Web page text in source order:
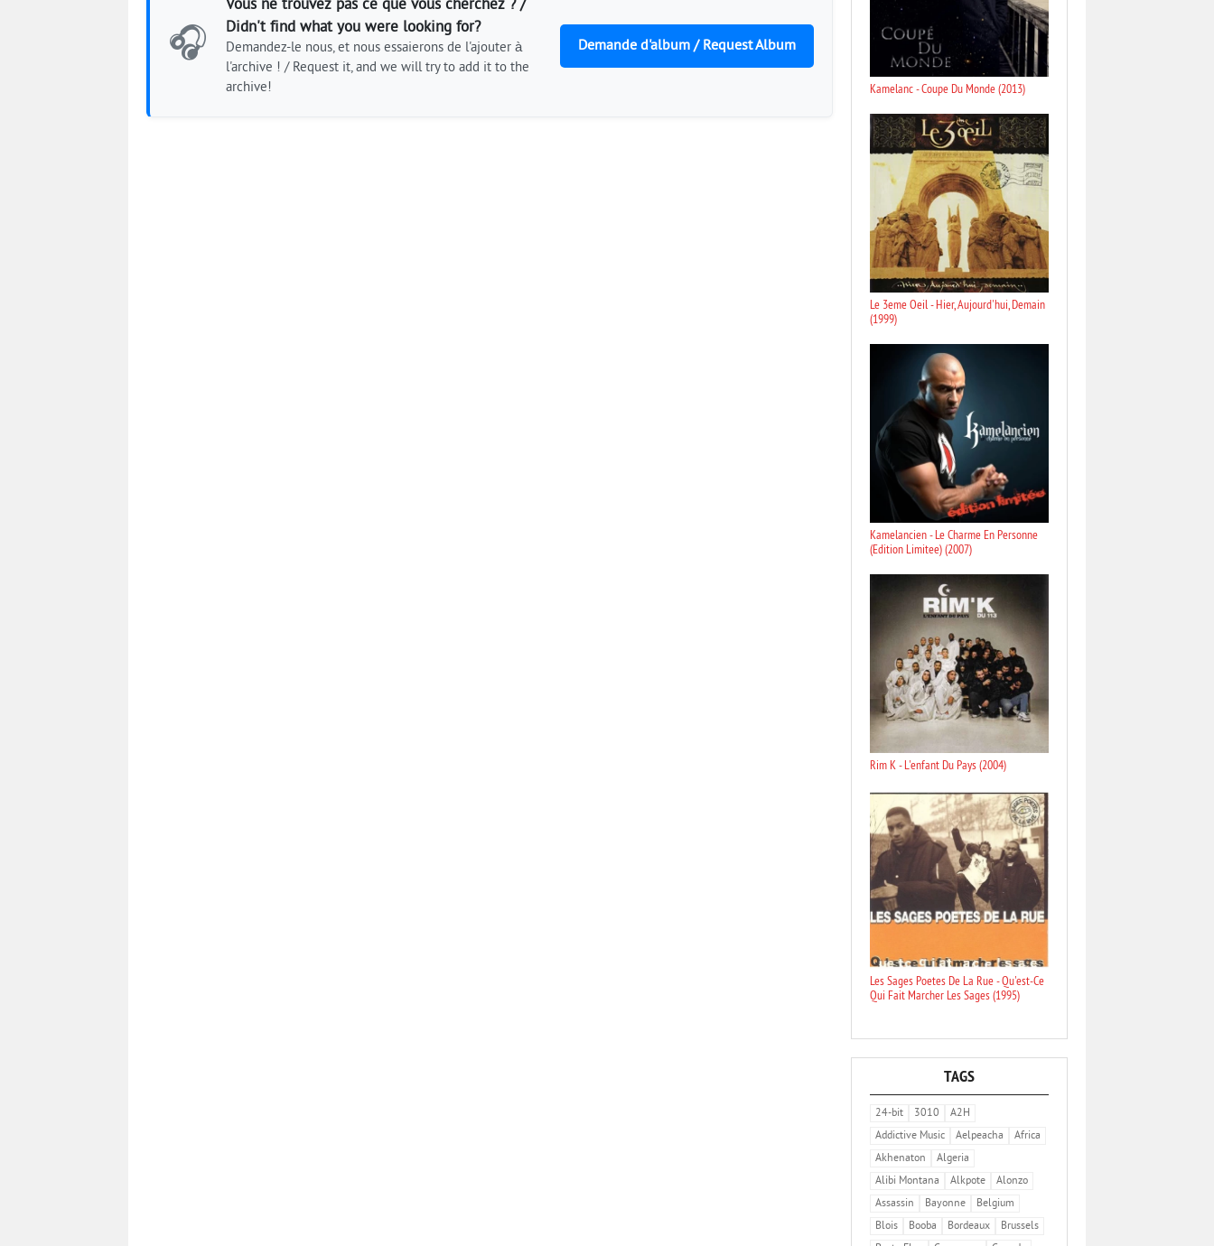
🎧
Vous ne trouvez pas ce que vous cherchez ? /
Didn't find what you were looking for?
Demandez-le nous, et nous essaierons de l'ajouter à
l'archive ! / Request it, and we will try to add it to the
archive!
Demande d'album / Request Album
Kamelanc - Coupe Du Monde (2013)
Le 3eme Oeil - Hier, Aujourd'hui, Demain
(1999)
Kamelancien - Le Charme En Personne
(Edition Limitee) (2007)
Rim K - L'enfant Du Pays (2004)
Les Sages Poetes De La Rue - Qu'est-Ce
Qui Fait Marcher Les Sages (1995)
TAGS
24-bit 3010
A2H
Addictive Music
Aelpeacha
Africa
Akhenaton
Algeria
Alibi Montana
Alkpote
Alonzo
Assassin
Bayonne
Belgium
Blois
Booba Bordeaux
Brussels